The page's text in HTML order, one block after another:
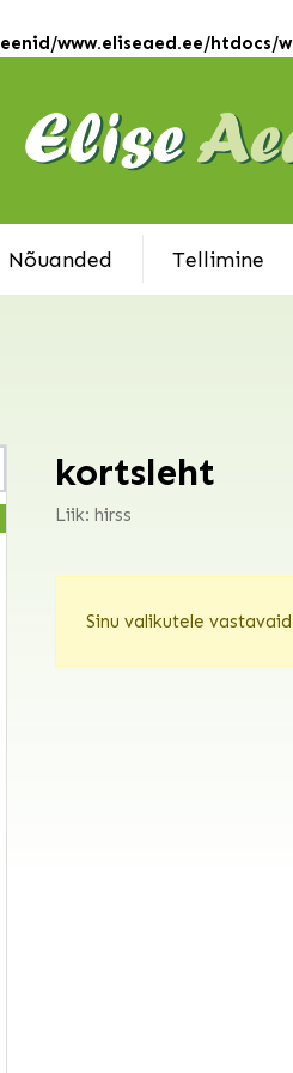
www.eliseaed.ee/
Nõuanded Tellimine
kortsleht
Liik: hirss
Sinu valikutele